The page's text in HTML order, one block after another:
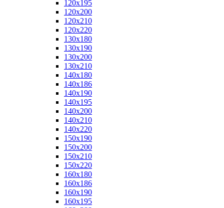
120x195
120x200
120x210
120x220
130x180
130x190
130x200
130x210
140x180
140x186
140x190
140x195
140x200
140x210
140x220
150x190
150x200
150x210
150x220
160x180
160x186
160x190
160x195